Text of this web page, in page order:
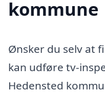
kommune
Ønsker du selv at
kan udføre tv-
Hedensted